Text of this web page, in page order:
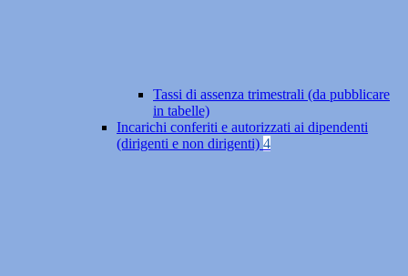
Tassi di assenza trimestrali (da pubblicare
in tabelle)
Incarichi conferiti e autorizzati ai dipendenti
(dirigenti e non dirigenti) 4